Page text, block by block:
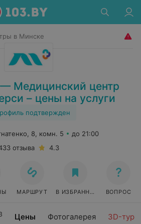
в Минске
Медицинский центр
– цены на услуги
подтвержден
Цены Фотогалерея 3D-тур
8, комн. 5
до 21:00
отзыва
4.3
МАРШРУТ В ИЗБРАННОЕ ВОПРОС